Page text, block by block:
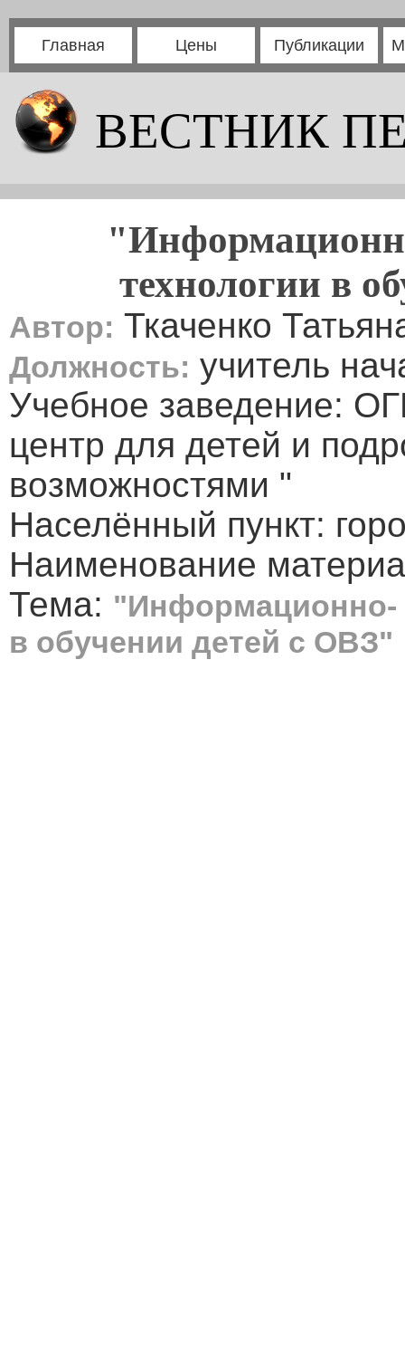
Главная Цены Публикации
ВЕСТНИК
технологии в
Автор: Ткаченко
Должность: учитель
Учебное заведение:
центр для детей и
возможностями "
Населённый пункт:
Наименование
Тема: "Информационно-
в обучении детей с ОВЗ"